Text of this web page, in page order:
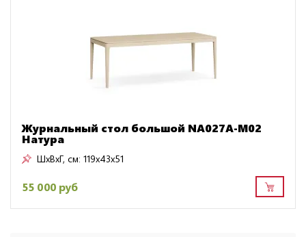
Журнальный стол большой NA027A-M02
Натура
ШxВxГ, см: 119x43x51
55 000 руб